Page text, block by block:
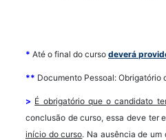
* Até o final do curso deverá
** Documento Pessoal: Obrigatório
> É obrigatório que o candidato
conclusão de curso, essa deve ter
início do curso. Na ausência de